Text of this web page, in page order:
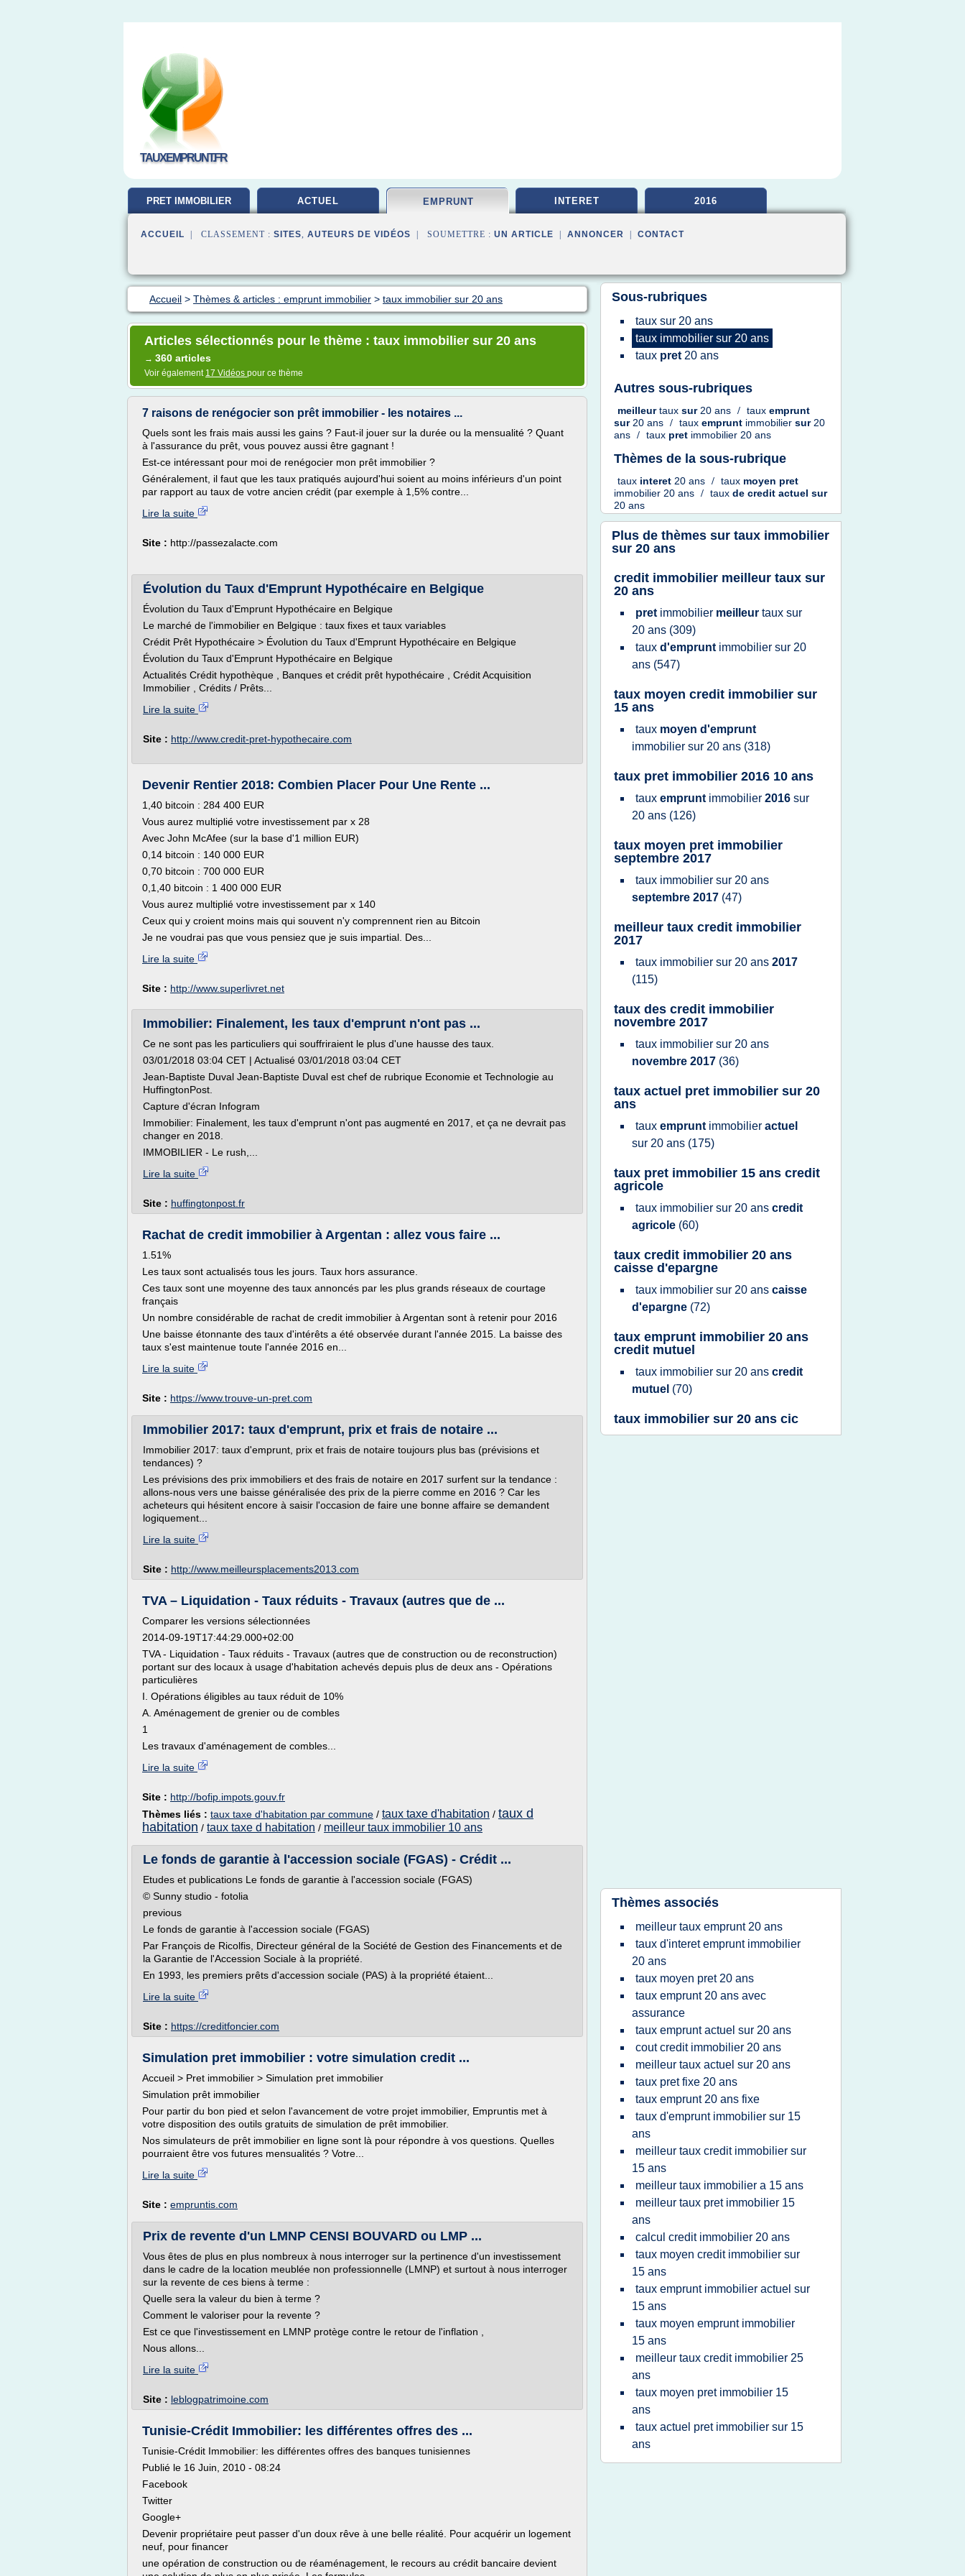
TAUXEMPRUNT.FR
PRET IMMOBILIER ACTUEL EMPRUNT INTERET 2016
ACCUEIL | CLASSEMENT : SITES, AUTEURS DE VIDÉOS | SOUMETTRE : UN ARTICLE ANNONCER CONTACT
Accueil > Thèmes & articles : emprunt immobilier > taux immobilier sur 20 ans
Articles sélectionnés pour le thème : taux immobilier sur 20 ans
→ 360 articles
Voir également 17 Vidéos pour ce thème
7 raisons de renégocier son prêt immobilier - les notaires ...
Quels sont les frais mais aussi les gains ? Faut-il jouer sur la durée ou la mensualité ? Quant
à l'assurance du prêt, vous pouvez aussi être gagnant !
Est-ce intéressant pour moi de renégocier mon prêt immobilier ?
Généralement, il faut que les taux pratiqués aujourd'hui soient au moins inférieurs d'un point
par rapport au taux de votre ancien crédit (par exemple à 1,5% contre...
Lire la suite
Site : http://passezalacte.com
Évolution du Taux d'Emprunt Hypothécaire en Belgique
Évolution du Taux d'Emprunt Hypothécaire en Belgique
Le marché de l'immobilier en Belgique : taux fixes et taux variables
Crédit Prêt Hypothécaire > Évolution du Taux d'Emprunt Hypothécaire en Belgique
Évolution du Taux d'Emprunt Hypothécaire en Belgique
Actualités Crédit hypothèque , Banques et crédit prêt hypothécaire , Crédit Acquisition
Immobilier , Crédits / Prêts...
Lire la suite
Site : http://www.credit-pret-hypothecaire.com
Devenir Rentier 2018: Combien Placer Pour Une Rente ...
1,40 bitcoin : 284 400 EUR
Vous aurez multiplié votre investissement par x 28
Avec John McAfee (sur la base d'1 million EUR)
0,14 bitcoin : 140 000 EUR
0,70 bitcoin : 700 000 EUR
0,1,40 bitcoin : 1 400 000 EUR
Vous aurez multiplié votre investissement par x 140
Ceux qui y croient moins mais qui souvent n'y comprennent rien au Bitcoin
Je ne voudrai pas que vous pensiez que je suis impartial. Des...
Lire la suite
Site : http://www.superlivret.net
Immobilier: Finalement, les taux d'emprunt n'ont pas ...
Ce ne sont pas les particuliers qui souffriraient le plus d'une hausse des taux.
03/01/2018 03:04 CET | Actualisé 03/01/2018 03:04 CET
Jean-Baptiste Duval Jean-Baptiste Duval est chef de rubrique Economie et Technologie au
HuffingtonPost.
Capture d'écran Infogram
Immobilier: Finalement, les taux d'emprunt n'ont pas augmenté en 2017, et ça ne devrait pas
changer en 2018.
IMMOBILIER - Le rush,...
Lire la suite
Site : huffingtonpost.fr
Rachat de credit immobilier à Argentan : allez vous faire ...
1.51%
Les taux sont actualisés tous les jours. Taux hors assurance.
Ces taux sont une moyenne des taux annoncés par les plus grands réseaux de courtage
français
Un nombre considérable de rachat de credit immobilier à Argentan sont à retenir pour 2016
Une baisse étonnante des taux d'intérêts a été observée durant l'année 2015. La baisse des
taux s'est maintenue toute l'année 2016 en...
Lire la suite
Site : https://www.trouve-un-pret.com
Immobilier 2017: taux d'emprunt, prix et frais de notaire ...
Immobilier 2017: taux d'emprunt, prix et frais de notaire toujours plus bas (prévisions et
tendances) ?
Les prévisions des prix immobiliers et des frais de notaire en 2017 surfent sur la tendance :
allons-nous vers une baisse généralisée des prix de la pierre comme en 2016 ? Car les
acheteurs qui hésitent encore à saisir l'occasion de faire une bonne affaire se demandent
logiquement...
Lire la suite
Site : http://www.meilleursplacements2013.com
TVA – Liquidation - Taux réduits - Travaux (autres que de ...
Comparer les versions sélectionnées
2014-09-19T17:44:29.000+02:00
TVA - Liquidation - Taux réduits - Travaux (autres que de construction ou de reconstruction)
portant sur des locaux à usage d'habitation achevés depuis plus de deux ans - Opérations
particulières
I. Opérations éligibles au taux réduit de 10%
A. Aménagement de grenier ou de combles
1
Les travaux d'aménagement de combles...
Lire la suite
Site : http://bofip.impots.gouv.fr
Thèmes liés : taux taxe d'habitation par commune / taux taxe d'habitation / taux d
habitation / taux taxe d habitation / meilleur taux immobilier 10 ans
Le fonds de garantie à l'accession sociale (FGAS) - Crédit ...
Etudes et publications Le fonds de garantie à l'accession sociale (FGAS)
© Sunny studio - fotolia
previous
Le fonds de garantie à l'accession sociale (FGAS)
Par François de Ricolfis, Directeur général de la Société de Gestion des Financements et de
la Garantie de l'Accession Sociale à la propriété.
En 1993, les premiers prêts d'accession sociale (PAS) à la propriété étaient...
Lire la suite
Site : https://creditfoncier.com
Simulation pret immobilier : votre simulation credit ...
Accueil > Pret immobilier > Simulation pret immobilier
Simulation prêt immobilier
Pour partir du bon pied et selon l'avancement de votre projet immobilier, Empruntis met à
votre disposition des outils gratuits de simulation de prêt immobilier.
Nos simulateurs de prêt immobilier en ligne sont là pour répondre à vos questions. Quelles
pourraient être vos futures mensualités ? Votre...
Lire la suite
Site : empruntis.com
Prix de revente d'un LMNP CENSI BOUVARD ou LMP ...
Vous êtes de plus en plus nombreux à nous interroger sur la pertinence d'un investissement
dans le cadre de la location meublée non professionnelle (LMNP) et surtout à nous interroger
sur la revente de ces biens à terme :
Quelle sera la valeur du bien à terme ?
Comment le valoriser pour la revente ?
Est ce que l'investissement en LMNP protège contre le retour de l'inflation ,
Nous allons...
Lire la suite
Site : leblogpatrimoine.com
Tunisie-Crédit Immobilier: les différentes offres des ...
Tunisie-Crédit Immobilier: les différentes offres des banques tunisiennes
Publié le 16 Juin, 2010 - 08:24
Facebook
Twitter
Google+
Devenir propriétaire peut passer d'un doux rêve à une belle réalité. Pour acquérir un logement
neuf, pour financer
une opération de construction ou de réaménagement, le recours au crédit bancaire devient
Sous-rubriques
taux sur 20 ans
taux immobilier sur 20 ans
taux pret 20 ans
Autres sous-rubriques
meilleurtaux sur20 ans / taux emprunt
sur20 ans / taux emprunt immobilier sur20
ans / taux pret immobilier 20 ans
Thèmes de la sous-rubrique
taux interet 20 ans / taux moyen pret
immobilier 20 ans / taux de credit actuel sur
20 ans
Plus de thèmes sur taux immobilier
sur 20 ans
credit immobilier meilleur taux sur
20 ans
pret immobilier meilleur taux sur
20 ans (309)
taux d'emprunt immobilier sur 20
ans (547)
taux moyen credit immobilier sur
15 ans
taux moyen d'emprunt
immobilier sur 20 ans (318)
taux pret immobilier 2016 10 ans
taux emprunt immobilier 2016 sur
20 ans (126)
taux moyen pret immobilier
septembre 2017
taux immobilier sur 20 ans
septembre 2017 (47)
meilleur taux credit immobilier
2017
taux immobilier sur 20 ans 2017
(115)
taux des credit immobilier
novembre 2017
taux immobilier sur 20 ans
novembre 2017 (36)
taux actuel pret immobilier sur 20
ans
taux emprunt immobilier actuel
sur 20 ans (175)
taux pret immobilier 15 ans credit
agricole
taux immobilier sur 20 ans credit
agricole (60)
taux credit immobilier 20 ans
caisse d'epargne
taux immobilier sur 20 ans caisse
d'epargne (72)
taux emprunt immobilier 20 ans
credit mutuel
taux immobilier sur 20 ans credit
mutuel (70)
taux immobilier sur 20 ans cic
Thèmes associés
meilleur taux emprunt 20 ans
taux d'interet emprunt immobilier
20 ans
taux moyen pret 20 ans
taux emprunt 20 ans avec
assurance
taux emprunt actuel sur 20 ans
cout credit immobilier 20 ans
meilleur taux actuel sur 20 ans
taux pret fixe 20 ans
taux emprunt 20 ans fixe
taux d'emprunt immobilier sur 15
ans
meilleur taux credit immobilier sur
15 ans
meilleur taux immobilier a 15 ans
meilleur taux pret immobilier 15
ans
calcul credit immobilier 20 ans
taux moyen credit immobilier sur
15 ans
taux emprunt immobilier actuel sur
15 ans
taux moyen emprunt immobilier
15 ans
meilleur taux credit immobilier 25
ans
taux moyen pret immobilier 15
ans
taux actuel pret immobilier sur 15
ans